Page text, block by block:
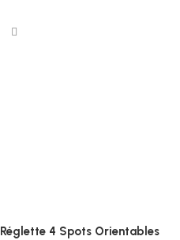
Réglette 4 Spots Orientables